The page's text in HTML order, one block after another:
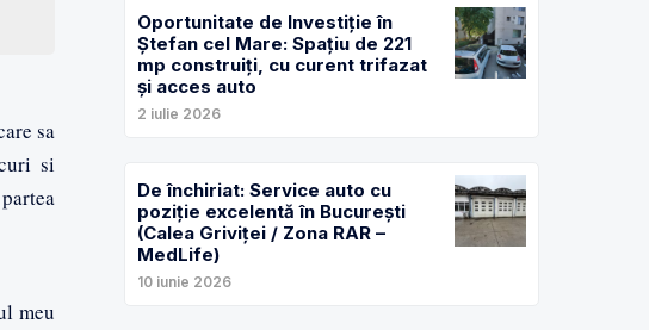
sa
si
meu
Oportunitate de Investiție în
Ștefan cel Mare: Spațiu de 221
mp construiți, cu curent trifazat
și acces auto
2 iulie 2026
De închiriat: Service auto cu
poziție excelentă în București
(Calea Griviței / Zona RAR –
MedLife)
10 iunie 2026